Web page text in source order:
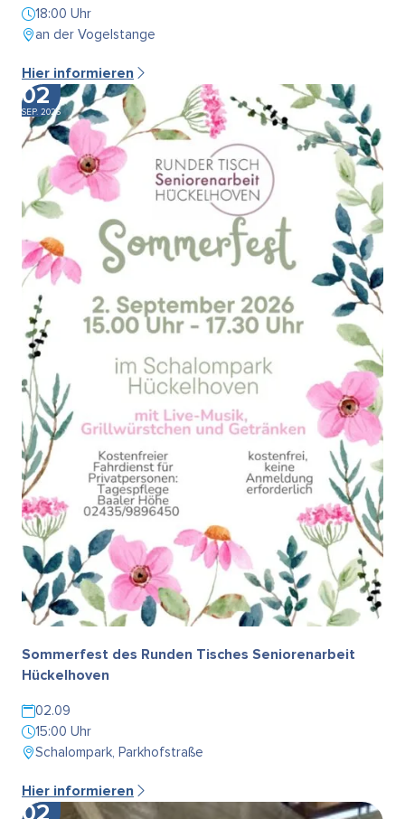
18:00 Uhr
an der Vogelstange
Hier informieren
02
SEP. 2026
Sommerfest des Runden Tisches Seniorenarbeit
Hückelhoven
02.09
15:00 Uhr
Schalompark, Parkhofstraße
Hier informieren
02